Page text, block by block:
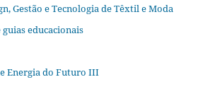
Gestão e Tecnologia de Têxtil e Moda
guias educacionais
Energia do Futuro III